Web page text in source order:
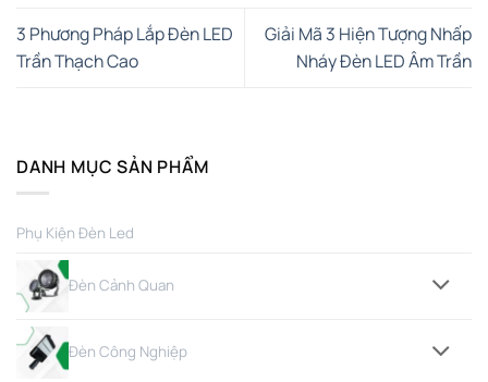
3 Phương Pháp Lắp Đèn LED
Trần Thạch Cao
Giải Mã 3 Hiện Tượng Nhấp
Nháy Đèn LED Âm Trần
DANH MỤC SẢN PHẨM
Phụ Kiện Đèn Led
Đèn Cảnh Quan
Đèn Công Nghiệp